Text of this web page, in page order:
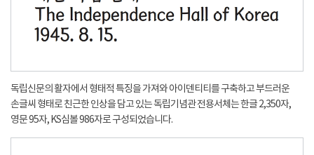
독립신문의 활자에서 형태적 특징을 가져와 아이덴티티를 구축하고 부드러운
손글씨 형태로 친근한 인상을 담고 있는 독립기념관 전용서체는 한글 2,350자,
영문 95자, KS심볼 986자로 구성되었습니다.